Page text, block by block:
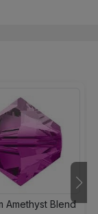
Amethyst Blend